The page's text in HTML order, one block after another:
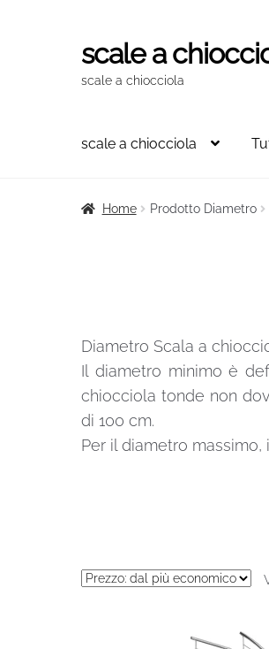
Vai
alla
Vai
al
scale a
scale a chiocciola
scale a chiocciola
Home Prodotto Diametro
Diametro Scala a
Il diametro minimo è
chiocciola tonde non
di 100 cm.
Per il diametro